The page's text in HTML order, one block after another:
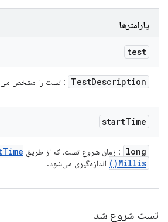
پارامترها
test
TestDescription : تست را مشخص
startTime
long : زمان شروع تست، که از طریق Time
Millis(
) اندازه‌گیری می‌شود.
تست شروع شد